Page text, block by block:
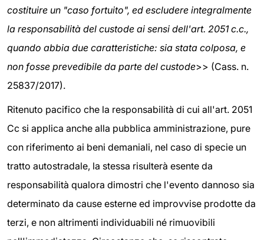
costituire un "caso fortuito", ed escludere integralmente
la responsabilità del custode ai sensi dell'art. 2051 c.c.,
quando abbia due caratteristiche: sia stata colposa, e
non fosse prevedibile da parte del custode>> (Cass. n.
25837/2017).
Ritenuto pacifico che la responsabilità di cui all'art. 2051
Cc si applica anche alla pubblica amministrazione, pure
con riferimento ai beni demaniali, nel caso di specie un
tratto autostradale, la stessa risulterà esente da
responsabilità qualora dimostri che l'evento dannoso sia
determinato da cause esterne ed improvvise prodotte da
terzi, e non altrimenti individuabili né rimuovibili